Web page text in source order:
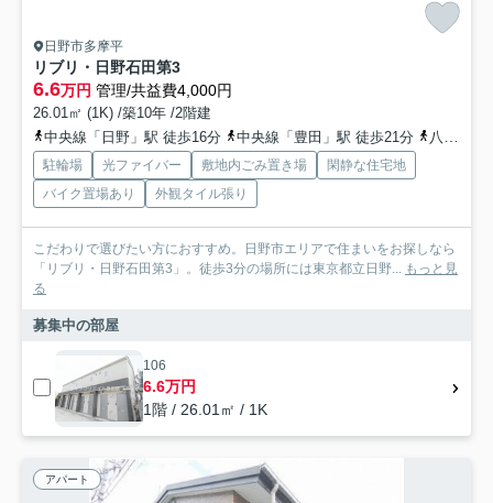
日野市多摩平
リブリ・日野石田第3
6.6万円 管理/共益費4,000円
26.01㎡ (1K) /築10年 /2階建
中央線「日野」駅 徒歩16分
中央線「豊田」駅 徒歩21分 八高線「北八王子」駅 徒歩29分
駐輪場 光ファイバー 敷地内ごみ置き場
閑静な住宅地
バイク置場あり
外観タイル張り
こだわりで選びたい方におすすめ。日野市エリアで住まいをお探しなら
「リブリ・日野石田第3」。徒歩3分の場所には東京都立日野...
もっと見
る
募集中の部屋
106
6.6万円
1階 / 26.01㎡ / 1K
アパート